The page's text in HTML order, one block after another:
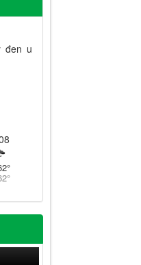
đen u
°
°